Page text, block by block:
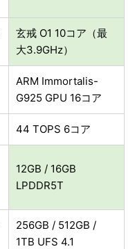
玄戒 O1 10コア（最
大3.9GHz）
ARM Immortalis-
G925 GPU 16コア
44 TOPS 6コア
12GB / 16GB
LPDDR5T
256GB / 512GB /
1TB UFS 4.1